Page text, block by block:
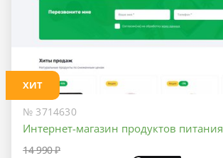
ХИТ
№ 3714630
Интернет-магазин продуктов питания
14 990 ₽